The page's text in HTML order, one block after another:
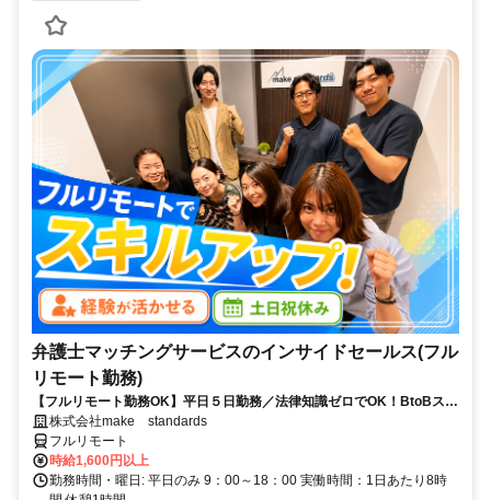
弁護士マッチングサービスのインサイドセールス(フル
リモート勤務)
【フルリモート勤務OK】平日５日勤務／法律知識ゼロでOK！BtoBスキ
ルが身につく営業職
株式会社make standards
フルリモート
時給1,600円以上
勤務時間・曜日: 平日のみ 9：00～18：00 実働時間：1日あたり8時